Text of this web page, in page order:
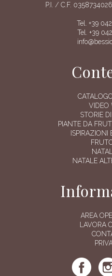
P.I. / C.F.
Tel. +39
Tel. +39
VIDEO
STORIE
PIANTE DA
ISPIRAZIONI
NATALE
AREA
LAVORA